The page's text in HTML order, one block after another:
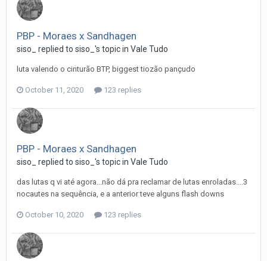
PBP - Moraes x Sandhagen
siso_ replied to siso_ 's topic in Vale Tudo
luta valendo o cinturão BTP, biggest tiozão pançudo
October 11, 2020 123 replies
PBP - Moraes x Sandhagen
siso_ replied to siso_ 's topic in Vale Tudo
das lutas q vi até agora...não dá pra reclamar de lutas enroladas....3
nocautes na sequência, e a anterior teve alguns flash downs
October 10, 2020 123 replies